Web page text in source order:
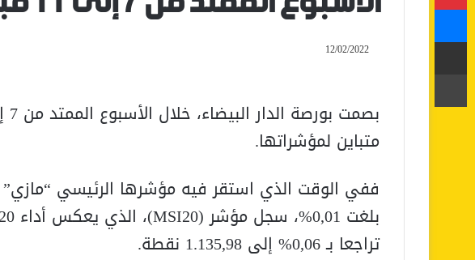
12/02/2022
متباين لمؤشراتها.
تراجعا بـ 0,06% إلى 1.135,98 نقطة.